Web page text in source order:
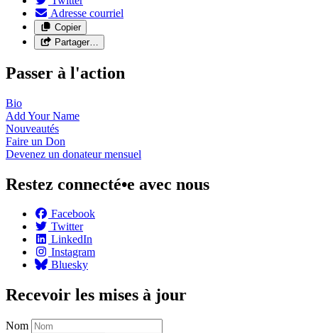
Adresse courriel
Copier
Partager…
Passer à l'action
Bio
Add YourName
Nouveautés
Faire un Don
Devenez un donateurmensuel
Restez connecté•e avec nous
Facebook
Twitter
LinkedIn
Instagram
Bluesky
Recevoir les mises à jour
Nom